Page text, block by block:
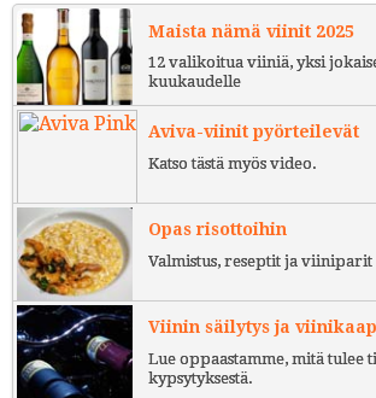
Maista nämä viinit 2025
12 valikoitua viiniä, yksi
kuukaudelle
Aviva-viinit pyörteilevät
Katso tästä myös video.
Opas risottoihin
Valmistus, reseptit ja viiniparit
Viinin säilytys ja
Lue oppaastamme, mitä tulee
kypsytyksestä.